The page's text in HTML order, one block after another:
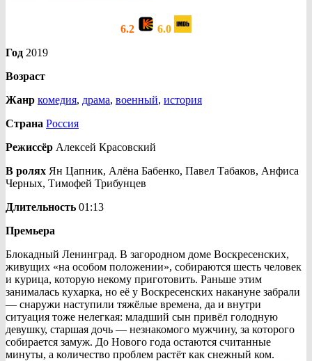
6.2
6.0
Год 2019
Возраст
Жанр комедия, драма, военный, история
Страна Россия
Режиссёр Алексей Красовский
В ролях Ян Цапник, Алёна Бабенко, Павел Табаков, Анфиса
Черных, Тимофей Трибунцев
Длительность 01:13
Премьера
Блокадный Ленинград. В загородном доме Воскресенских,
живущих «на особом положении», собираются шесть человек
и курица, которую некому приготовить. Раньше этим
занималась кухарка, но её у Воскресенских накануне забрали
— снаружи наступили тяжёлые времена, да и внутри
ситуация тоже нелегкая: младший сын привёл голодную
девушку, старшая дочь — незнакомого мужчину, за которого
собирается замуж. До Нового года остаются считанные
минуты, а количество проблем растёт как снежный ком.